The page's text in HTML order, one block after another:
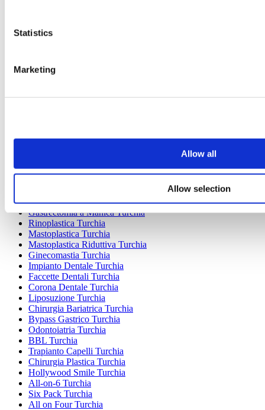
Statistics
Marketing
Allow all
Allow selection
Poland Cliniche
Colombia Cliniche
Gastrectomia a Manica Turchia
Rinoplastica Turchia
Mastoplastica Turchia
Mastoplastica Riduttiva Turchia
Ginecomastia Turchia
Impianto Dentale Turchia
Faccette Dentali Turchia
Corona Dentale Turchia
Liposuzione Turchia
Chirurgia Bariatrica Turchia
Bypass Gastrico Turchia
Odontoiatria Turchia
BBL Turchia
Trapianto Capelli Turchia
Chirurgia Plastica Turchia
Hollywood Smile Turchia
All-on-6 Turchia
Six Pack Turchia
All on Four Turchia